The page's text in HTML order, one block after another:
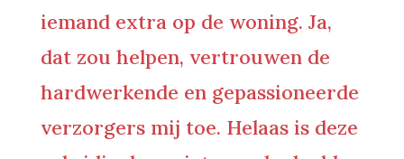
iemand extra op de woning. Ja,
dat zou helpen, vertrouwen de
hardwerkende en gepassioneerde
verzorgers mij toe. Helaas is deze